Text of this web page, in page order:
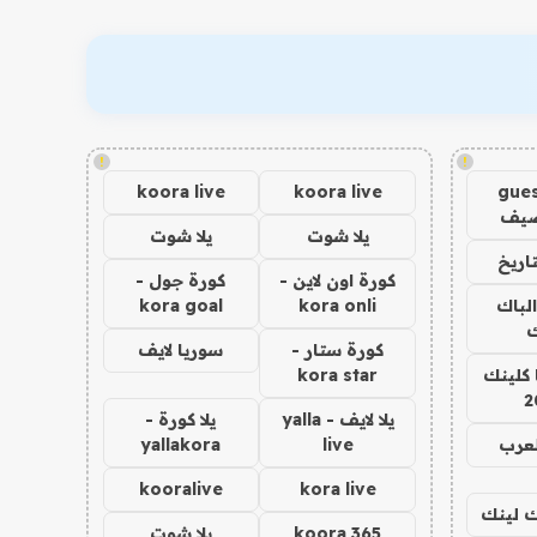
!
كلينك
لينك
!
koora live
koora live
يلا شوت يلا شوت
كورة اون لاين -
kora onli
كورة جول -
kora goal
كورة ستار -
kora star
سوريا لايف
يلا لايف - yalla
live
يلا كورة -
yallakora
kora live
kooralive